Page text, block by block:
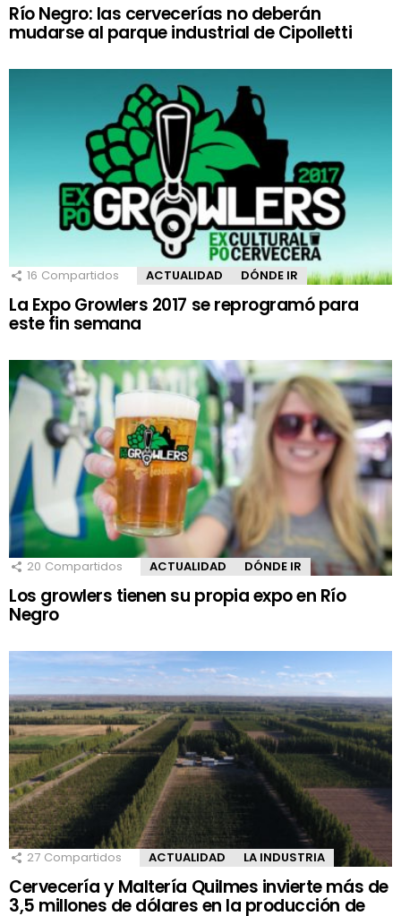
Río Negro: las cervecerías no deberán
mudarse al parque industrial de Cipolletti
16 Compartidos ACTUALIDAD DÓNDE IR
La Expo Growlers 2017 se reprogramó para
este fin semana
20 Compartidos ACTUALIDAD DÓNDE IR
Los growlers tienen su propia expo en Río
Negro
27 Compartidos ACTUALIDAD LA INDUSTRIA
Cervecería y Maltería Quilmes invierte más de
3,5 millones de dólares en la producción de